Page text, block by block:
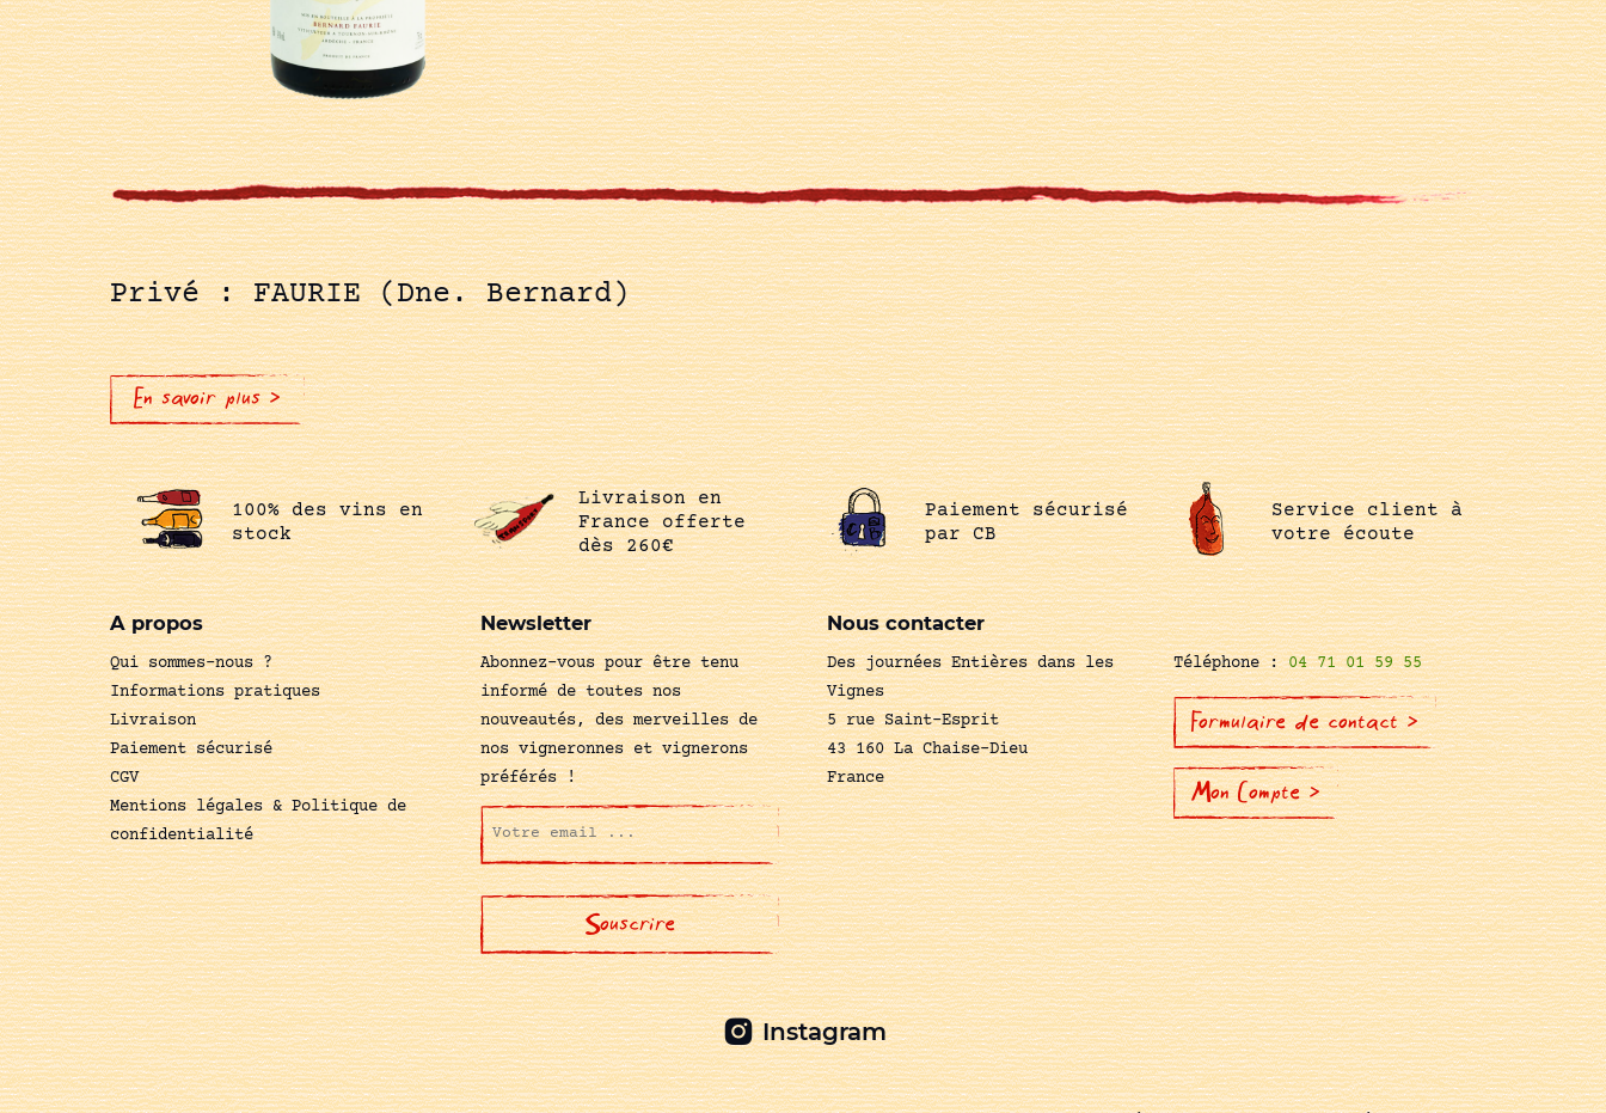
Privé : FAURIE (Dne. Bernard)
En savoir plus >
100% des vins en
stock
Livraison en
France offerte
dès 260€
Paiement sécurisé
par CB
Service client à
votre écoute
A propos
Qui sommes-nous ?
Informations pratiques
Livraison
Paiement sécurisé
CGV
Mentions légales & Politique de
confidentialité
Newsletter
Abonnez-vous pour être tenu
informé de toutes nos
nouveautés, des merveilles de
nos vigneronnes et vignerons
préférés !
Nous contacter
Des journées Entières dans les
Vignes
5 rue Saint-Esprit
43 160 La Chaise-Dieu
France
Téléphone :04 71 01 59 55
Formulaire de contact >
Mon Compte >
Instagram